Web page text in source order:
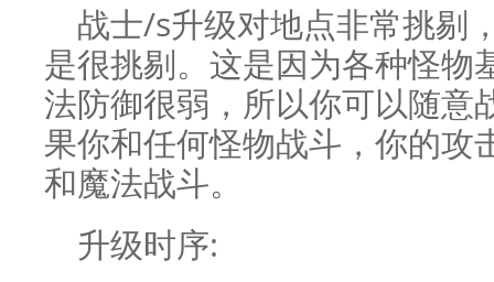
战士/s升级对地点非常挑剔
是很挑剔。这是因为各种怪物
法防御很弱，所以你可以随意
果你和任何怪物战斗，你的攻
和魔法战斗。
升级时序: